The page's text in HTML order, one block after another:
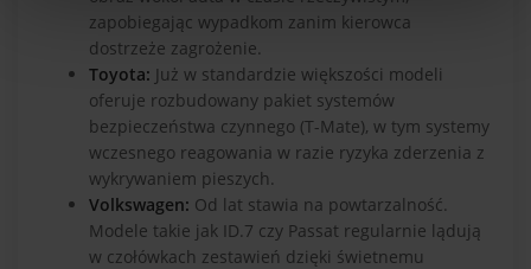
zapobiegając wypadkom zanim kierowca
dostrzeże zagrożenie.
Toyota: Już w standardzie większości modeli
oferuje rozbudowany pakiet systemów
bezpieczeństwa czynnego (T-Mate), w tym systemy
wczesnego reagowania w razie ryzyka zderzenia z
wykrywaniem pieszych.
Volkswagen: Od lat stawia na powtarzalność.
Modele takie jak ID.7 czy Passat regularnie lądują
w czołówkach zestawień dzięki świetnemu